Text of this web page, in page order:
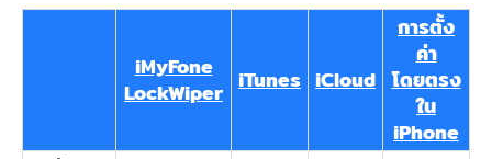
iMyFone
LockWiper iTunes iCloud
การตั้ง
ค่า
โดยตรง
ใน
iPhone